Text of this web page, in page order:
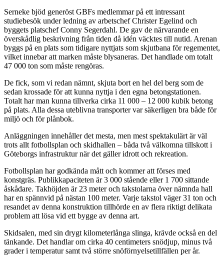
Serneke bjöd generöst GBFs medlemmar på ett intressant
studiebesök under ledning av arbetschef Christer Egelind och
byggets platschef Conny Segerdahl. De gav de närvarande en
överskådlig beskrivning från tiden då idén väcktes till nutid. Arenan
byggs på en plats som tidigare nyttjats som skjutbana för regementet,
vilket innebar att marken måste blysaneras. Det handlade om totalt
47 000 ton som måste rengöras.
De fick, som vi redan nämnt, skjuta bort en hel del berg som de
sedan krossade för att kunna nyttja i den egna betongstationen.
Totalt har man kunna tillverka cirka 11 000 – 12 000 kubik betong
på plats. Alla dessa uteblivna transporter var säkerligen bra både för
miljö och för plånbok.
Anläggningen innehåller det mesta, men mest spektakulärt är väl
trots allt fotbollsplan och skidhallen – båda två välkomna tillskott i
Göteborgs infrastruktur när det gäller idrott och rekreation.
Fotbollsplan har godkända mått och kommer att förses med
konstgräs. Publikkapaciteten är 3 000 stående eller 1 700 sittande
åskådare. Takhöjden är 23 meter och takstolarna över nämnda hall
har en spännvid på nästan 100 meter. Varje takstol väger 31 ton och
resandet av denna konstruktion tillhörde en av flera riktigt delikata
problem att lösa vid ett bygge av denna art.
Skidsalen, med sin drygt kilometerlånga slinga, krävde också en del
tänkande. Det handlar om cirka 40 centimeters snödjup, minus två
grader i temperatur samt två större snöförnyelsetillfällen per år.